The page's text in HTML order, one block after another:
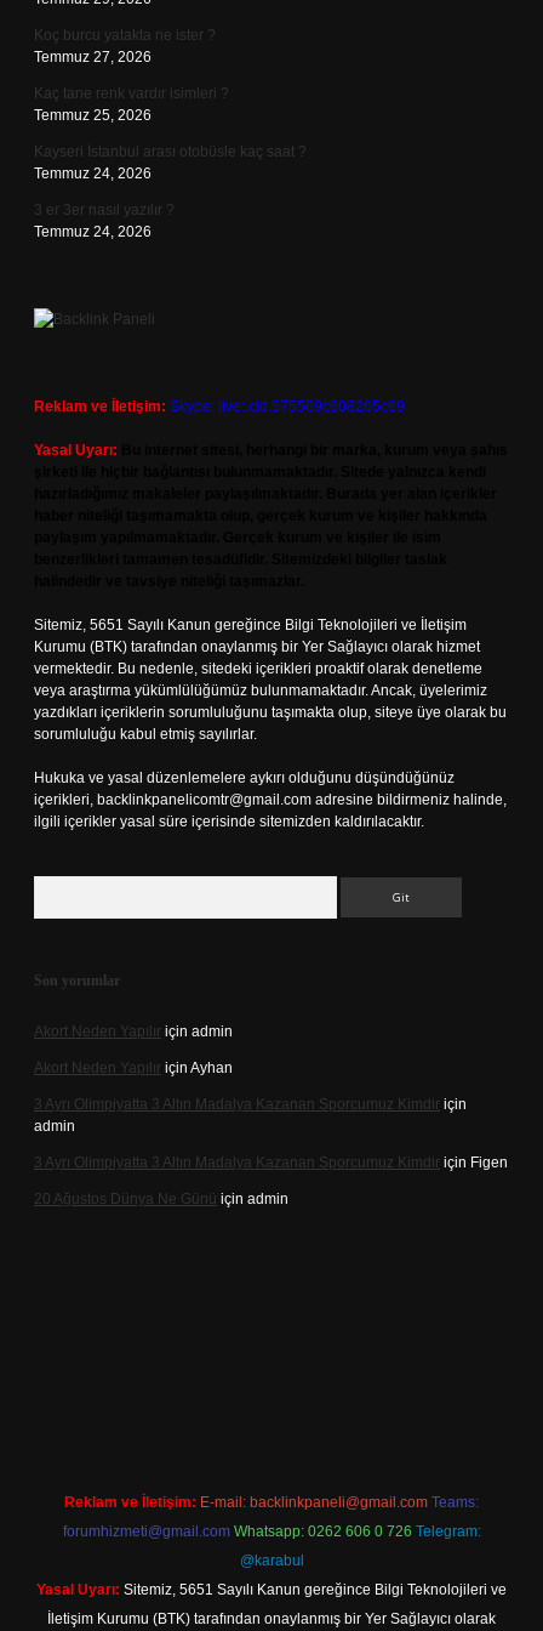
Koç burcu yatakta ne ister ?
Temmuz 27, 2026
Kaç tane renk vardır isimleri ?
Temmuz 25, 2026
Kayseri İstanbul arası otobüsle kaç saat ?
Temmuz 24, 2026
3 er 3er nasıl yazılır ?
Temmuz 24, 2026
Reklam ve İletişim: Skype: live:.cid.575569c608265c69
Yasal Uyarı:
Sitemiz, 5651 Sayılı Kanun gereğince Bilgi Teknolojileri ve İletişim
Kurumu (BTK) tarafından onaylanmış bir Yer Sağlayıcı olarak hizmet
vermektedir. Bu nedenle, sitedeki içerikleri proaktif olarak denetleme
veya araştırma yükümlülüğümüz bulunmamaktadır. Ancak, üyelerimiz
yazdıkları içeriklerin sorumluluğunu taşımakta olup, siteye üye olarak bu
sorumluluğu kabul etmiş sayılırlar.
Hukuka ve yasal düzenlemelere aykırı olduğunu düşündüğünüz
içerikleri, backlinkpanelicomtr@gmail.com adresine bildirmeniz halinde,
ilgili içerikler yasal süre içerisinde sitemizden kaldırılacaktır.
Son yorumlar
Akort Neden Yapılır için admin
Akort Neden Yapılır için Ayhan
3 Ayrı Olimpiyatta 3 Altın Madalya Kazanan Sporcumuz Kimdir için
admin
3 Ayrı Olimpiyatta 3 Altın Madalya Kazanan Sporcumuz Kimdir için Figen
20 Ağustos Dünya Ne Günü için admin
Reklam ve İletişim: E-mail: backlinkpaneli@gmail.com Teams:
forumhizmeti@gmail.com Whatsapp: 0262 606 0 726 Telegram:
@karabul
Yasal Uyarı: Sitemiz, 5651 Sayılı Kanun gereğince Bilgi Teknolojileri ve
İletişim Kurumu (BTK) tarafından onaylanmış bir Yer Sağlayıcı olarak